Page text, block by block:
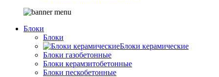
Блоки
Блоки
Блоки керамические
Блоки газобетонные
Блоки керамзитобетонные
Блоки пескобетонные